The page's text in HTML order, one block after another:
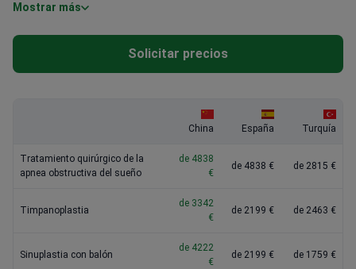
Nasal polyp surgery
: 4222 € – 8092 €
Stapedectomy: 4574 € – 7388 €
discuss your treatment plan.
Mostrar más
Solicitar precios
China España Turquía
Tratamiento quirúrgico de la
apnea obstructiva del sueño
de 4838
€
de 4838 € de 2815 €
Timpanoplastia
de 3342
€
de 2199 € de 2463 €
Sinuplastia con balón
de 4222
€
de 2199 € de 1759 €